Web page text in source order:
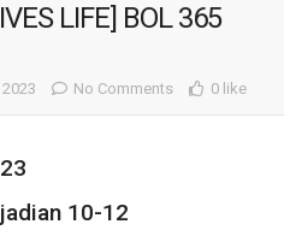
LIFE] BOL 365
No Comments 0 like
10-12